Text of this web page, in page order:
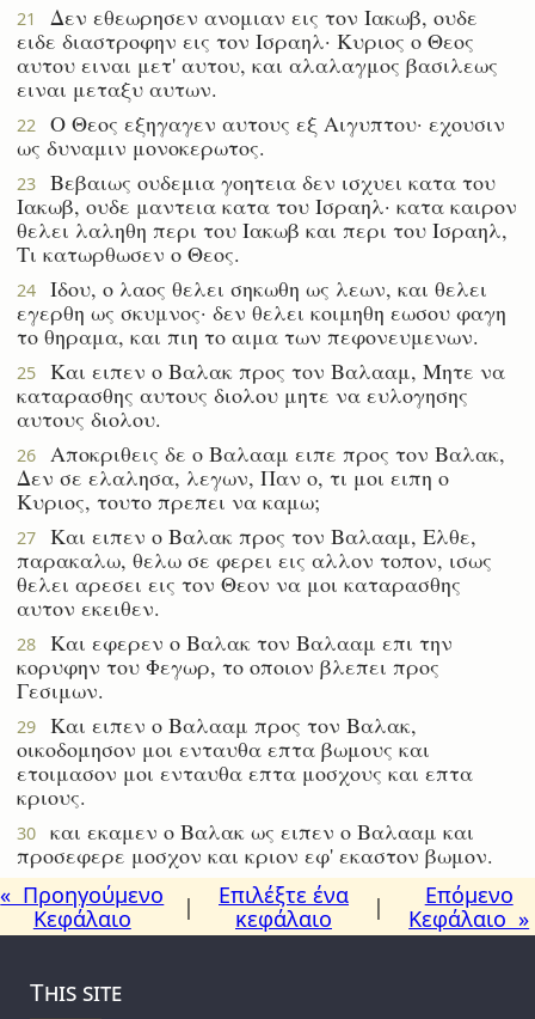
21
Δεν εθεωρησεν ανομιαν εις τον Ιακωβ, ουδε
ειδε διαστροφην εις τον Ισραηλ· Κυριος ο Θεος
αυτου ειναι μετ' αυτου, και αλαλαγμος βασιλεως
ειναι μεταξυ αυτων.
22
Ο Θεος εξηγαγεν αυτους εξ Αιγυπτου· εχουσιν
ως δυναμιν μονοκερωτος.
23
Βεβαιως ουδεμια γοητεια δεν ισχυει κατα του
Ιακωβ, ουδε μαντεια κατα του Ισραηλ· κατα καιρον
θελει λαληθη περι του Ιακωβ και περι του Ισραηλ,
Τι κατωρθωσεν ο Θεος.
24
Ιδου, ο λαος θελει σηκωθη ως λεων, και θελει
εγερθη ως σκυμνος· δεν θελει κοιμηθη εωσου φαγη
το θηραμα, και πιη το αιμα των πεφονευμενων.
25
Και ειπεν ο Βαλακ προς τον Βαλααμ, Μητε να
καταρασθης αυτους διολου μητε να ευλογησης
αυτους διολου.
26
Αποκριθεις δε ο Βαλααμ ειπε προς τον Βαλακ,
Δεν σε ελαλησα, λεγων, Παν ο, τι μοι ειπη ο
Κυριος, τουτο πρεπει να καμω;
27
Και ειπεν ο Βαλακ προς τον Βαλααμ, Ελθε,
παρακαλω, θελω σε φερει εις αλλον τοπον, ισως
θελει αρεσει εις τον Θεον να μοι καταρασθης
αυτον εκειθεν.
28
Και εφερεν ο Βαλακ τον Βαλααμ επι την
κορυφην του Φεγωρ, το οποιον βλεπει προς
Γεσιμων.
29
Και ειπεν ο Βαλααμ προς τον Βαλακ,
οικοδομησον μοι ενταυθα επτα βωμους και
ετοιμασον μοι ενταυθα επτα μοσχους και επτα
κριους.
30
και εκαμεν ο Βαλακ ως ειπεν ο Βαλααμ και
προσεφερε μοσχον και κριον εφ' εκαστον βωμον.
« Προηγούμενο
Κεφάλαιο
|
Επιλέξτε ένα
κεφάλαιο
|
Επόμενο
Κεφάλαιο »
This site